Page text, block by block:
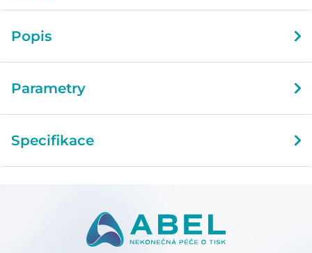
Popis
Parametry
Specifikace